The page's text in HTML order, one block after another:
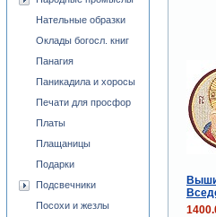
Нательные образки
Оклады богосл. книг
Панагия
Паникадила и хоросы
Печати для просфор
Платы
Плащаницы
Подарки
Подсвечники
Посохи и жезлы